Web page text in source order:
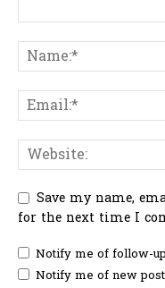
Save my name,
for the next time I
Notify me of follow-
Notify me of new